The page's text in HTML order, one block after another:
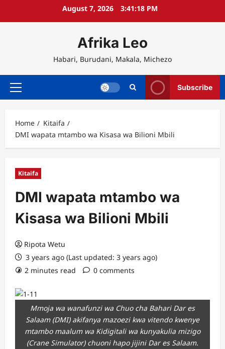
August 7, 2026 3:41:18 PM
Afrika Leo
Habari, Burudani, Makala, Michezo
Primary
Subscribe
Home
Kitaifa
DMI wapata mtambo wa Kisasa wa Bilioni Mbili
Kitaifa
DMI wapata mtambo wa
Kisasa wa Bilioni Mbili
Ripota Wetu
3 years ago (Last updated: 3 years ago)
2 minutes read
0 comments
Mmoja wa wanafunzi wa Chuo cha Bahari Dar es
Salaam (DMI) akifanya mazoezi kwa vitendo kwenye
mtambo maalum wa Kidigitali wa kunyakulia mizigo
(Crane Simulator) chuoni hapo jijini Dar es Salaam.